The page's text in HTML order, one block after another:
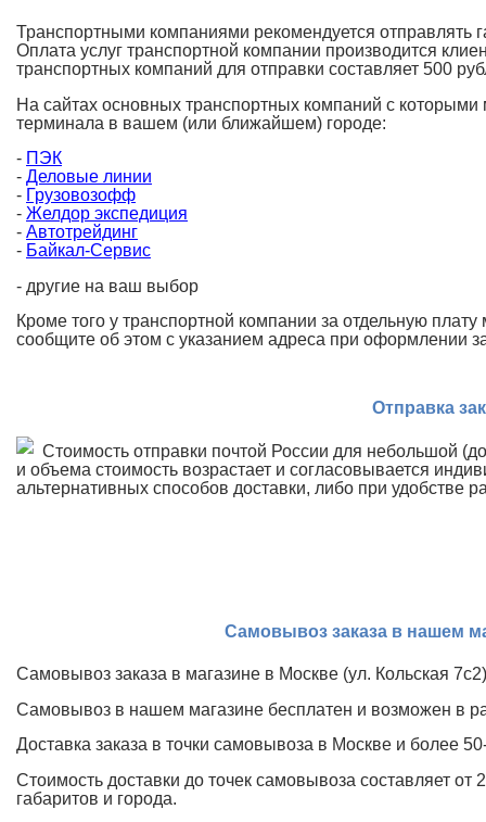
Транспортными компаниями рекомендуется отправлять
Оплата услуг транспортной компании производится
транспортных компаний для отправки составляет 500
На сайтах основных транспортных компаний с
терминала в вашем (или ближайшем) городе:
- ПЭК
- Деловые линии
- Грузовозофф
- Желдор экспедиция
- Автотрейдинг
- Байкал-Сервис
- другие на ваш выбор
Кроме того у транспортной компании за отдельную
сообщите об этом с указанием адреса при оформлении
Отправка
Стоимость отправки почтой России для небольшой
и объема стоимость возрастает и согласовывается
альтернативных способов доставки, либо при удобстве
Самовывоз заказа в нашем
Самовывоз заказа в магазине в Москве (ул. Кольская 7с2)
Самовывоз в нашем магазине бесплатен и возможен в
Доставка заказа в точки самовывоза в Москве и более
Стоимость доставки до точек самовывоза составляет
габаритов и города.